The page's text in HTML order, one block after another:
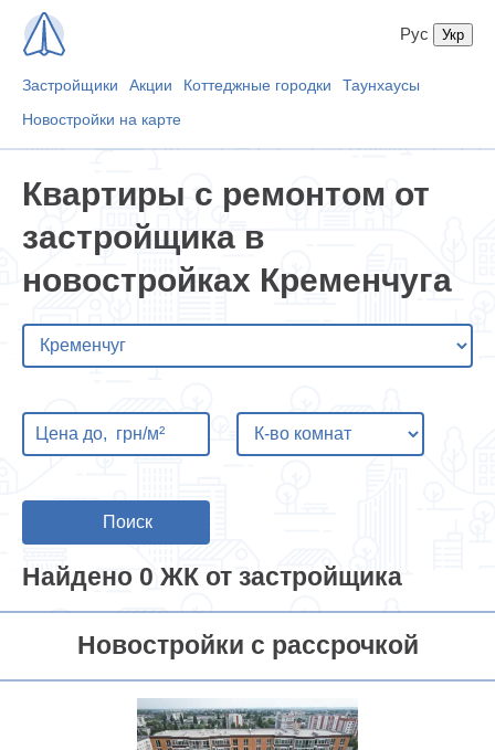
Застройщики Акции Коттеджные городки
Таунхаусы
Новостройки на карте
Рус
Квартиры с ремонтом от
застройщика в
новостройках Кременчуга
Поиск
Найдено 0 ЖК от застройщика
Новостройки с рассрочкой